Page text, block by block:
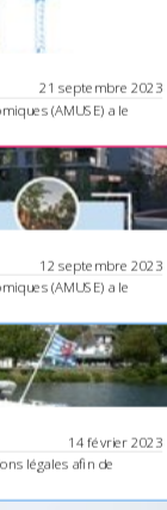
21 septembre 2023
(AMUSE) a le
12 septembre 2023
(AMUSE) a le
14 février 2023
légales afin de